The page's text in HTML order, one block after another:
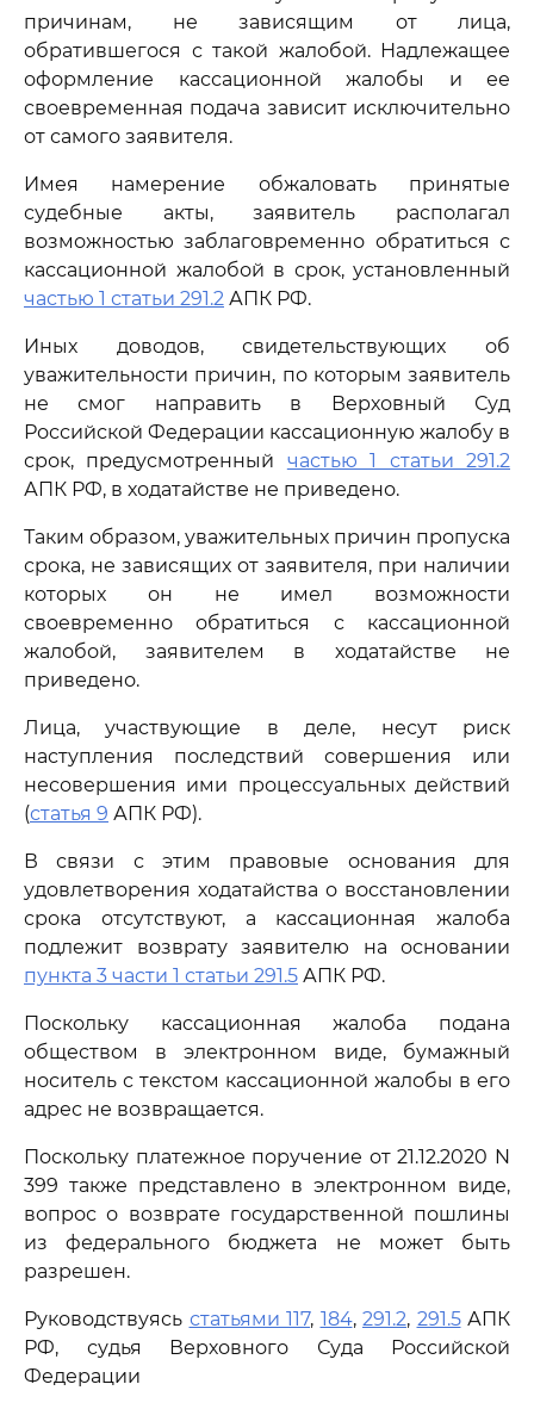
причинам, не зависящим от лица,
обратившегося с такой жалобой. Надлежащее
оформление кассационной жалобы и ее
своевременная подача зависит исключительно
от самого заявителя.
Имея намерение обжаловать принятые
судебные акты, заявитель располагал
возможностью заблаговременно обратиться с
кассационной жалобой в срок, установленный
частью 1 статьи 291.2 АПК РФ.
Иных доводов, свидетельствующих об
уважительности причин, по которым заявитель
не смог направить в Верховный Суд
Российской Федерации кассационную жалобу в
срок, предусмотренный частью 1 статьи 291.2
АПК РФ, в ходатайстве не приведено.
Таким образом, уважительных причин пропуска
срока, не зависящих от заявителя, при наличии
которых он не имел возможности
своевременно обратиться с кассационной
жалобой, заявителем в ходатайстве не
приведено.
Лица, участвующие в деле, несут риск
наступления последствий совершения или
несовершения ими процессуальных действий
(статья 9 АПК РФ).
В связи с этим правовые основания для
удовлетворения ходатайства о восстановлении
срока отсутствуют, а кассационная жалоба
подлежит возврату заявителю на основании
пункта 3 части 1 статьи 291.5 АПК РФ.
Поскольку кассационная жалоба подана
обществом в электронном виде, бумажный
носитель с текстом кассационной жалобы в его
адрес не возвращается.
Поскольку платежное поручение от 21.12.2020 N
399 также представлено в электронном виде,
вопрос о возврате государственной пошлины
из федерального бюджета не может быть
разрешен.
Руководствуясь статьями 117, 184, 291.2, 291.5АПК
РФ, судья Верховного Суда Российской
Федерации